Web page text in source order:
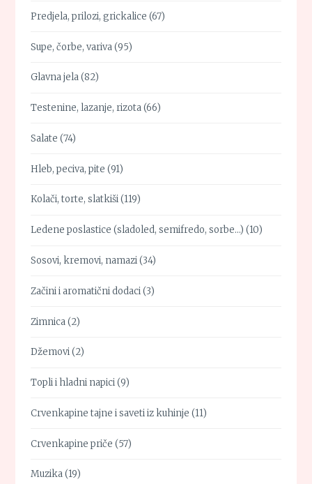
Predjela, prilozi, grickalice (67)
Supe, čorbe, variva(95)
Glavna jela(82)
Testenine, lazanje, rizota(66)
Salate (74)
Hleb, peciva, pite (91)
Kolači, torte, slatkiši(119)
Ledene poslastice (sladoled, semifredo, sorbe…) (10)
Sosovi, kremovi, namazi(34)
Začini i aromatični dodaci(3)
Zimnica(2)
Džemovi(2)
Topli i hladni napici(9)
Crvenkapine tajne i saveti iz kuhinje (11)
Crvenkapine priče (57)
Muzika(19)